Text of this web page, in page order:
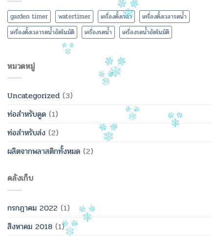
garden timer watertimer เครื่องตั้งเวลา
เครื่องตั้งเวลารดน้ำ
เครื่องตั้งเวลารดน้ำอัตโนมัติ
เครื่องรดน้ำ เครื่องรดน้ำอัตโนมัติ
หมวดหมู่
Uncategorized (3)
ท่อสำหรับดูด (1)
ท่อสำหรับส่ง (2)
ผลิตจากพลาสติกทั้งหมด (2)
คลังเก็บ
กรกฎาคม 2022 (1)
สิงหาคม 2018 (1)